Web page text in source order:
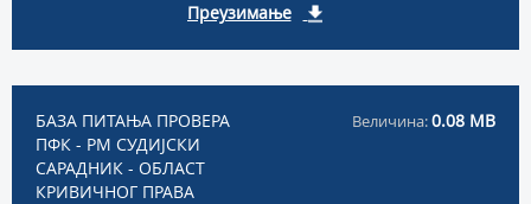
Преузимање
БАЗА ПИТАЊА ПРОВЕРА
ПФК - РМ СУДИЈСКИ
САРАДНИК - ОБЛАСТ
КРИВИЧНОГ ПРАВА
Величина:0.08 MB